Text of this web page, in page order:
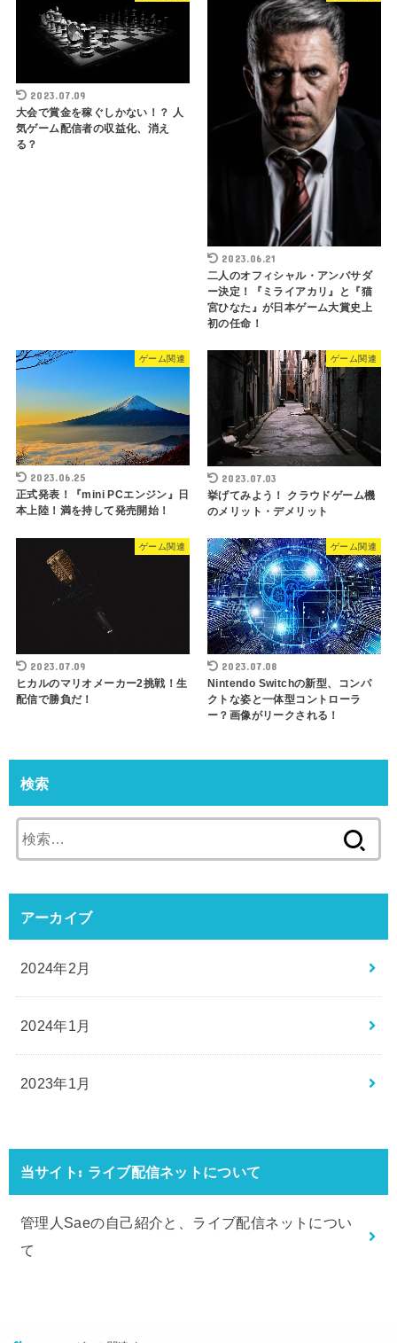
2023.07.09
大会で賞金を稼ぐしかない！？ 人
気ゲーム配信者の収益化、消え
る？
2023.06.21
二人のオフィシャル・アンバサダ
ー決定！『ミライアカリ』と『猫
宮ひなた』が日本ゲーム大賞史上
初の任命！
ゲーム関連
2023.06.25
正式発表！『mini PCエンジン』日
本上陸！満を持して発売開始！
ゲーム関連
2023.07.03
挙げてみよう！ クラウドゲーム機
のメリット・デメリット
ゲーム関連
2023.07.09
ヒカルのマリオメーカー2挑戦！生
配信で勝負だ！
ゲーム関連
2023.07.08
Nintendo Switchの新型、コンパ
クトな姿と一体型コントローラ
ー？画像がリークされる！
検索
索:
アーカイブ
2024年2月
2024年1月
2023年1月
当サイト: ライブ配信ネットについて
管理人Saeの自己紹介と、ライブ配信ネットについ
て